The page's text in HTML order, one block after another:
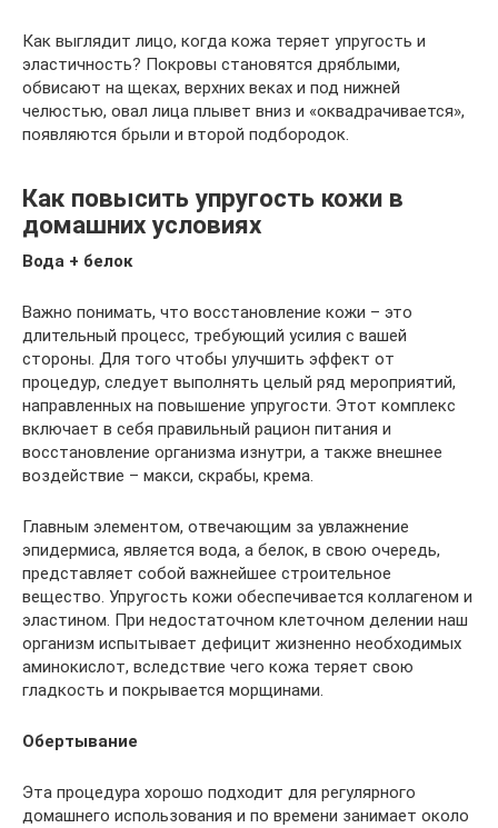
Как выглядит лицо, когда кожа теряет упругость и
эластичность? Покровы становятся дряблыми,
обвисают на щеках, верхних веках и под нижней
челюстью, овал лица плывет вниз и «оквадрачивается»,
появляются брыли и второй подбородок.
Как повысить упругость кожи в
домашних условиях
Вода + белок
Важно понимать, что восстановление кожи – это
длительный процесс, требующий усилия с вашей
стороны. Для того чтобы улучшить эффект от
процедур, следует выполнять целый ряд мероприятий,
направленных на повышение упругости. Этот комплекс
включает в себя правильный рацион питания и
восстановление организма изнутри, а также внешнее
воздействие – макси, скрабы, крема.
Главным элементом, отвечающим за увлажнение
эпидермиса, является вода, а белок, в свою очередь,
представляет собой важнейшее строительное
вещество. Упругость кожи обеспечивается коллагеном и
эластином. При недостаточном клеточном делении наш
организм испытывает дефицит жизненно необходимых
аминокислот, вследствие чего кожа теряет свою
гладкость и покрывается морщинами.
Обертывание
Эта процедура хорошо подходит для регулярного
домашнего использования и по времени занимает около